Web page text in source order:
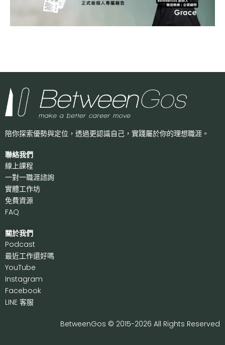
陪你探索優勢與定位，透過更認識自己， 實踐屬於你的理想職涯。
聯絡我們
線上課程
一對一職涯諮詢
實體工作坊
免費資源
FAQ
關於我們
Podcast
最近工作還好嗎
YouTube
Instagram
Facebook
LINE 客服
BetweenGos © 2015-2026 All Rights Reserved